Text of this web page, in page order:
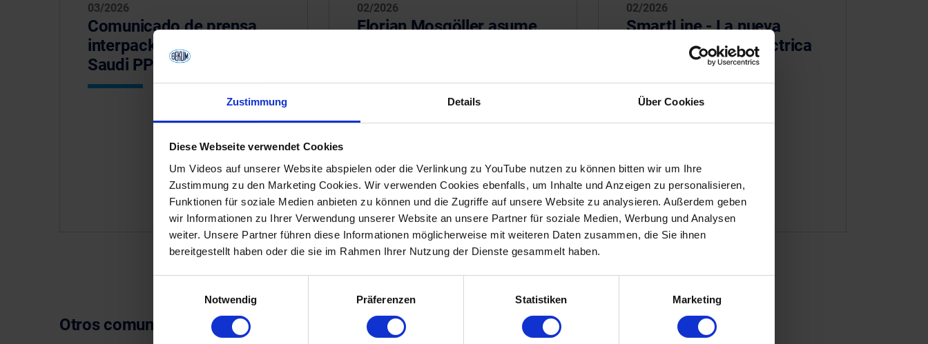
Zustimmung Details Über Cookies
Diese Webseite verwendet Cookies
Um Videos auf unserer Website abspielen oder die Verlinkung zu YouTube nutzen zu können bitten wir um Ihre
Zustimmung zu den Marketing Cookies. Wir verwenden Cookies ebenfalls, um Inhalte und Anzeigen zu personalisieren,
Funktionen für soziale Medien anbieten zu können und die Zugriffe auf unsere Website zu analysieren. Außerdem geben
wir Informationen zu Ihrer Verwendung unserer Website an unsere Partner für soziale Medien, Werbung und Analysen
weiter. Unsere Partner führen diese Informationen möglicherweise mit weiteren Daten zusammen, die Sie ihnen
bereitgestellt haben oder die sie im Rahmen Ihrer Nutzung der Dienste gesammelt haben.
Notwendig
Präferenzen Statistiken Marketing
03/2026
Comunicado de prensa
interpack, Chinaplas,
Saudi PP
02/2026
Florian Mosgöller asume
02/2026
SmartLine - La nueva
serie totalmente eléctrica
de máquinas de
extrusión-soplado
Otros comunicados de prensa